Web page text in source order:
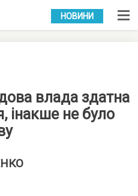
УКР РУС
НОВИНИ
влада здатна
інакше не було